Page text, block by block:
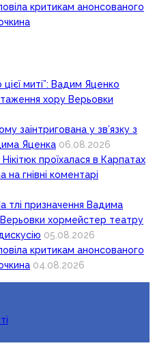
критикам анонсованого
миті”: Вадим Яценко
хору Верьовки
заінтригована у зв’язку з
Яценка 06.08.2026
проїхалася в Карпатах
на гнівні коментарі
тлі призначення Вадима
хормейстер театру
05.08.2026
критикам анонсованого
04.08.2026